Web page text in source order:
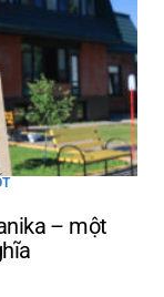
– một